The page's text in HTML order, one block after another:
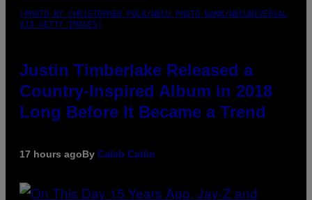
(PHOTO BY CHRISTOPHER POLK/NBCU PHOTO BANK/NBCUNIVERSAL
VIA GETTY IMAGES)
Justin Timberlake Released a
Country-Inspired Album in 2018
Long Before It Became a Trend
17 hours agoBy Caleb Catlin